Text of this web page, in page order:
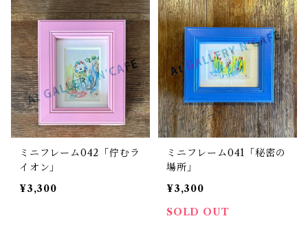
ミニフレーム042「佇むラ
イオン」
¥3,300
ミニフレーム041「秘密の
場所」
¥3,300
SOLD OUT